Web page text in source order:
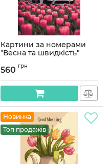
Картини за номерами
"Весна та швидкість"
Артикул:
560 грн
Новинка
Топ продажів